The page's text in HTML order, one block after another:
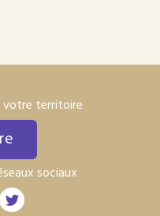
votre territoire
sociaux